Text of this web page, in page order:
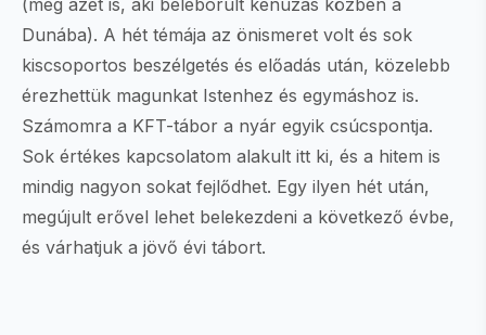
(még azét is, aki beleborult kenuzás közben a
Dunába). A hét témája az önismeret volt és sok
kiscsoportos beszélgetés és előadás után, közelebb
érezhettük magunkat Istenhez és egymáshoz is.
Számomra a KFT-tábor a nyár egyik csúcspontja.
Sok értékes kapcsolatom alakult itt ki, és a hitem is
mindig nagyon sokat fejlődhet. Egy ilyen hét után,
megújult erővel lehet belekezdeni a következő évbe,
és várhatjuk a jövő évi tábort.